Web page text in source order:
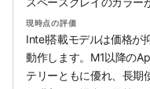
現時点の評価
Intel搭載モデルは価格が
動作します。M1以降の
テリーともに優れ、長期